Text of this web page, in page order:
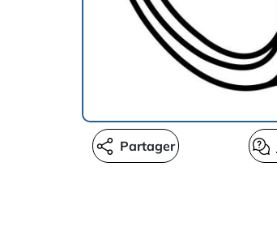
Partager